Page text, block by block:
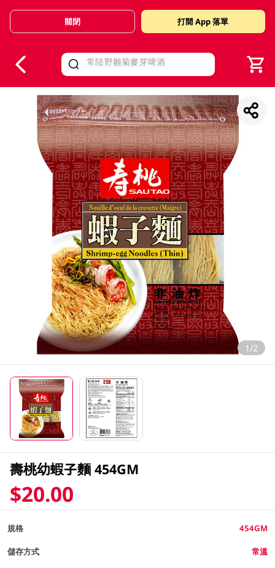
Valid Until 30 June 2026
關閉 打開 App 落單
1/2
壽桃幼蝦子麵 454GM
$20.00
規格 454GM
儲存方式 常溫